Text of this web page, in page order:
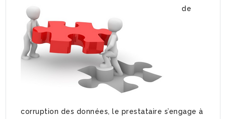
de
corruption des données, le prestataire s’engage à